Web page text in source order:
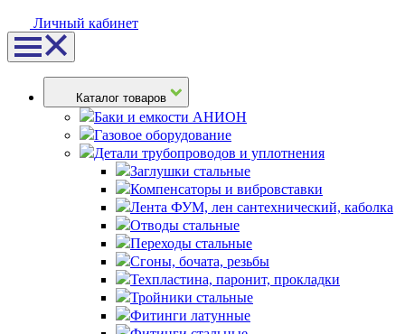
Личный кабинет
Каталог товаров
Баки и емкости АНИОН
Газовое оборудование
Детали трубопроводов и уплотнения
Заглушки стальные
Компенсаторы и вибровставки
Лента ФУМ, лен сантехнический, каболка
Отводы стальные
Переходы стальные
Сгоны, бочата, резьбы
Техпластина, паронит, прокладки
Тройники стальные
Фитинги латунные